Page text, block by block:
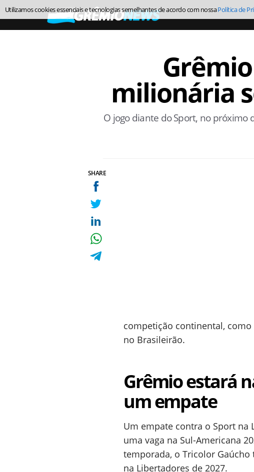
milionária
O jogo diante do Sport, no
SHARE
competição continental,
no Brasileirão.
Grêmio estará
um empate
Um empate contra o Sport na
uma vaga na Sul-Americana
temporada, o Tricolor
na Libertadores de 2027.
Utilizamos cookies essenciais e tecnologias semelhantes de acordo com nossaPolítica de